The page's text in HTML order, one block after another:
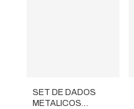
SET DE DADOS
METALICOS